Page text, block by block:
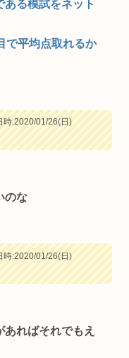
ある模試をネット
で平均点取れるか
時:2020/01/26(日)
のな
時:2020/01/26(日)
ればそれでもえ